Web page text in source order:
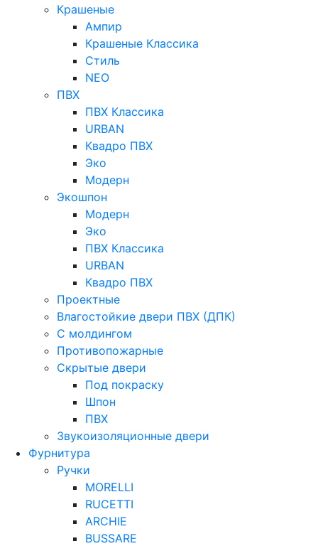
Крашеные
Ампир
Крашеные Классика
Стиль
NEO
ПВХ
ПВХ Классика
URBAN
Квадро ПВХ
Эко
Модерн
Экошпон
Модерн
Эко
ПВХ Классика
URBAN
Квадро ПВХ
Проектные
Влагостойкие двери ПВХ (ДПК)
С молдингом
Противопожарные
Скрытые двери
Под покраску
Шпон
ПВХ
Звукоизоляционные двери
Фурнитура
Ручки
MORELLI
RUCETTI
ARCHIE
BUSSARE